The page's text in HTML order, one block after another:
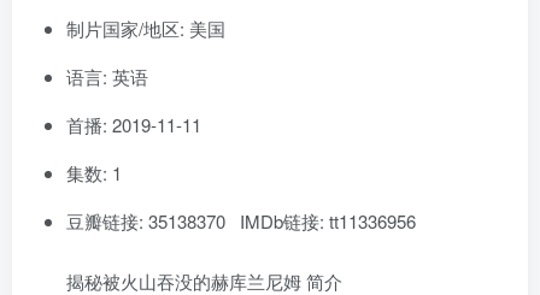
制片国家/地区: 美国
语言: 英语
首播: 2019-11-11
集数: 1
豆瓣链接: 35138370 IMDb链接: tt11336956
揭秘被火山吞没的赫库兰尼姆 简介